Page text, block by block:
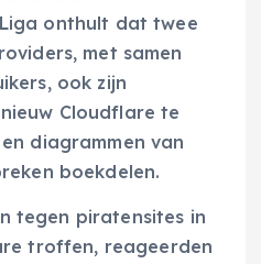
onthult dat twee
met samen
ook zijn
Cloudflare te
diagrammen van
boekdelen.
tegen piratensites in
troffen, reageerden